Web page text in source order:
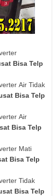
Bisa Telp
Air Tidak
Bisa Telp
Air
Bisa Telp
Mati
Bisa Telp
Tidak
Bisa Telp